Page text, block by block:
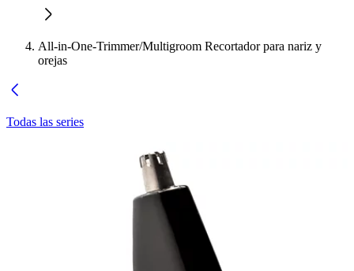
All-in-One-Trimmer/Multigroom Recortador para nariz y
orejas
Todas las series